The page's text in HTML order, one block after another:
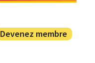
Devenez membre